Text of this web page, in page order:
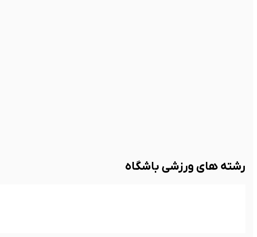
رشته های ورزشی باشگاه